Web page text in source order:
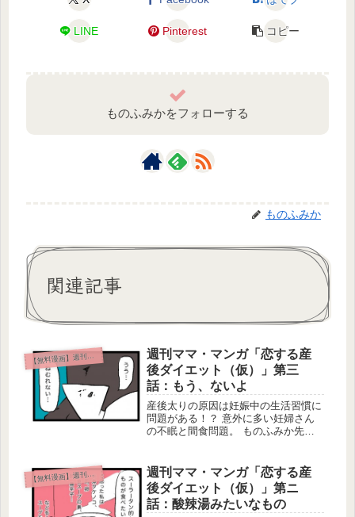
LINE Pinterest コピー
ものふみかをフォローする
ものふみか
関連記事
【無料漫画】週刊ママ・マンガ
週刊ママ・マンガ「恋する産
後ダイエット（仮）」第三
話：もう、ないよ
産後太りの原因は妊娠中の生活習慣に
問題がある！？ 意外に多い妊婦さん
の不眠と間食問題。 ものふみか先生
ガ「恋する産後ダイエット（仮）」第
三話をご覧ください！第三話「もう、
な...
【無料漫画】週刊ママ・マンガ
週刊ママ・マンガ「恋する産
後ダイエット（仮）」第ニ
話：酸辣湯みたいなもの